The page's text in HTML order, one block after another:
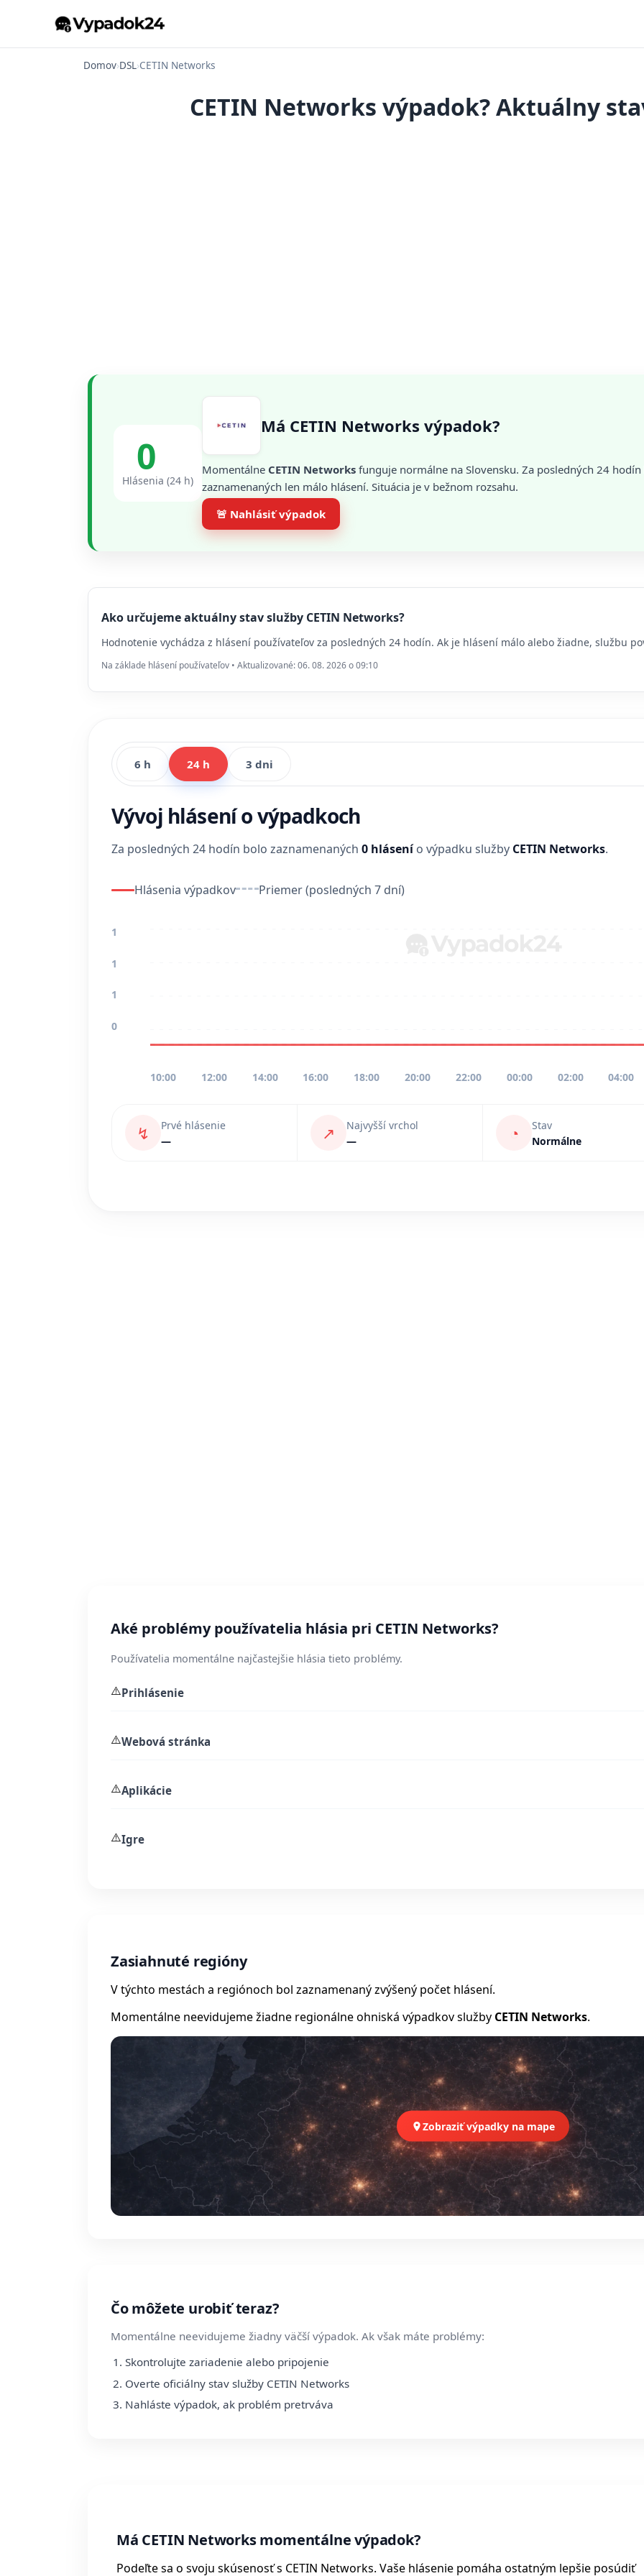
Domov›DSL›CETIN Networks
CETIN Networks výpadok? Aktuálny
0
Hlásenia (24 h)
Má CETIN Networks výpadok?
Momentálne CETIN Networks funguje normálne na Slovensku. Za posledných 24
zaznamenaných len málo hlásení. Situácia je v bežnom rozsahu.
🚨 Nahlásiť výpadok
Ako určujeme aktuálny stav služby CETIN Networks?
Hodnotenie vychádza z hlásení používateľov za posledných 24 hodín. Ak je hlásení málo alebo žiadne, službu
Na základe hlásení používateľov • Aktualizované: 06. 08. 2026 o 09:10
6 h 24 h 3 dni
Vývoj hlásení o výpadkoch
Za posledných 24 hodín bolo zaznamenaných 0 hlásenío výpadku služby CETIN Networks.
Hlásenia výpadkov Priemer (posledných 7 dní)
1
1
1
0
10:00 12:00 14:00 16:00 18:00 20:00 22:00 00:00 02:00 04:00
↯
Prvé hlásenie
—
↗
Najvyšší vrchol
—
◔
Stav
Normálne
Aké problémy používatelia hlásia pri CETIN Networks?
Používatelia momentálne najčastejšie hlásia tieto problémy.
⚠️Prihlásenie
⚠️Webová stránka
⚠️Aplikácie
⚠️Igre
Zasiahnuté regióny
V týchto mestách a regiónoch bol zaznamenaný zvýšený počet hlásení.
Momentálne neevidujeme žiadne regionálne ohniská výpadkov služby CETIN Networks.
Zobraziť výpadky na mape
Čo môžete urobiť teraz?
Momentálne neevidujeme žiadny väčší výpadok. Ak však máte problémy:
Skontrolujte zariadenie alebo pripojenie
Overte oficiálny stav služby CETIN Networks
Nahláste výpadok, ak problém pretrváva
Má CETIN Networks momentálne výpadok?
Podeľte sa o svoju skúsenosť s CETIN Networks. Vaše hlásenie pomáha ostatným lepšie posúdiť